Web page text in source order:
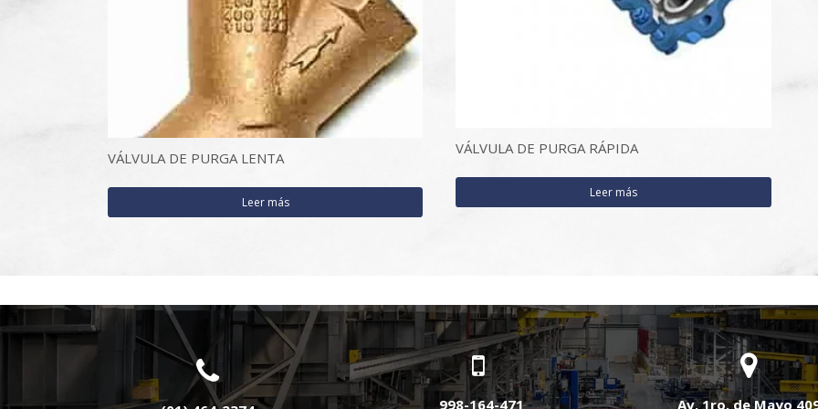
VÁLVULA DE PURGA LENTA
Leer más
VÁLVULA DE PURGA RÁPIDA
Leer más
998-164-471 Av. 1ro. de Mayo